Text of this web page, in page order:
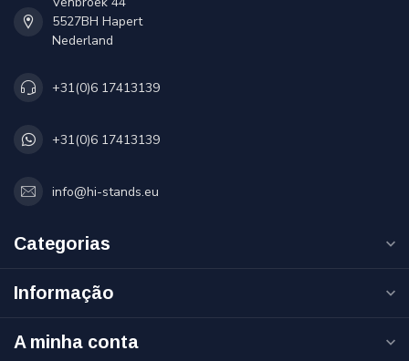
5527BH Hapert
Nederland
+31(0)6 17413139
+31(0)6 17413139
info@hi-stands.eu
Categorias
Informação
A minha conta